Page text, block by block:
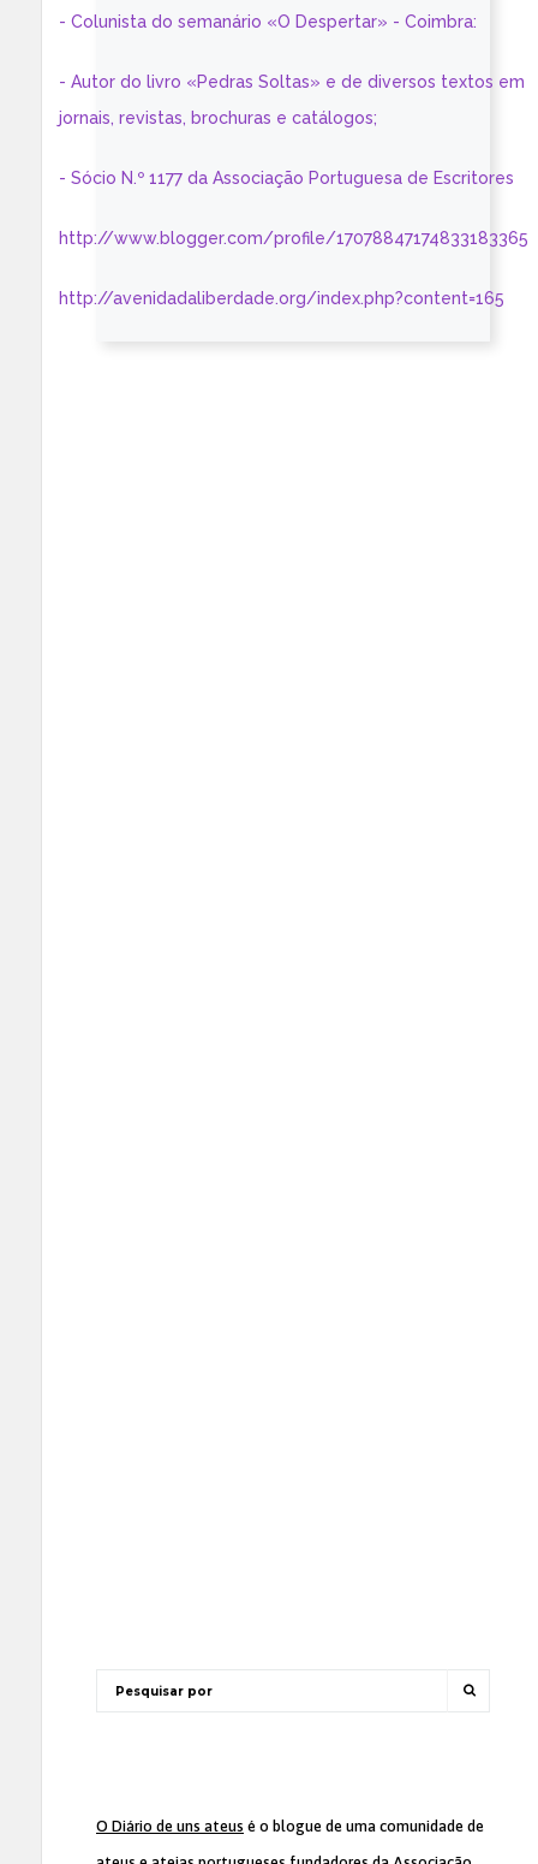
- Colunista do semanário «O Despertar» - Coimbra:
- Autor do livro «Pedras Soltas» e de diversos textos em
jornais, revistas, brochuras e catálogos;
- Sócio N.º 1177 da Associação Portuguesa de Escritores
http://www.blogger.com/profile/17078847174833183365
http://avenidadaliberdade.org/index.php?content=165
O Diário de uns ateus é o blogue de uma comunidade de